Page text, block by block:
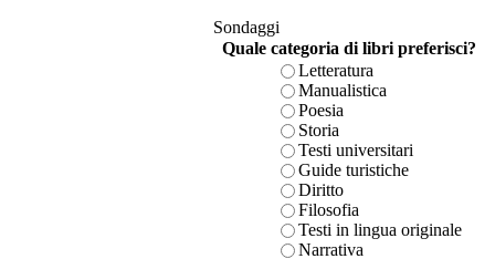
Sondaggi
Quale categoria di libri preferisci?
Letteratura
Manualistica
Poesia
Storia
Testi universitari
Guide turistiche
Diritto
Filosofia
Testi in lingua originale
Narrativa